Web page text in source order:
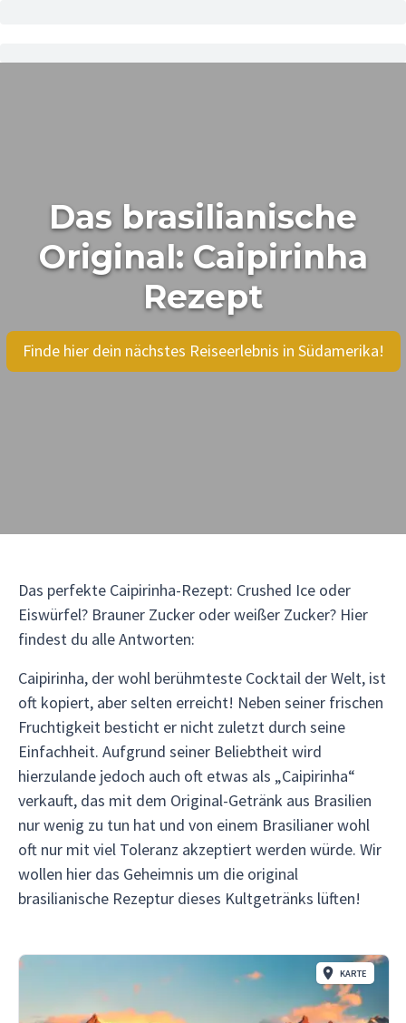
Das brasilianische
Original: Caipirinha
Rezept
Finde hier dein nächstes Reiseerlebnis in Südamerika!
Das perfekte Caipirinha-Rezept: Crushed Ice oder
Eiswürfel? Brauner Zucker oder weißer Zucker? Hier
findest du alle Antworten:
Caipirinha, der wohl berühmteste Cocktail der Welt, ist
oft kopiert, aber selten erreicht! Neben seiner frischen
Fruchtigkeit besticht er nicht zuletzt durch seine
Einfachheit. Aufgrund seiner Beliebtheit wird
hierzulande jedoch auch oft etwas als „Caipirinha“
verkauft, das mit dem Original-Getränk aus Brasilien
nur wenig zu tun hat und von einem Brasilianer wohl
oft nur mit viel Toleranz akzeptiert werden würde. Wir
wollen hier das Geheimnis um die original
brasilianische Rezeptur dieses Kultgetränks lüften!
KARTE